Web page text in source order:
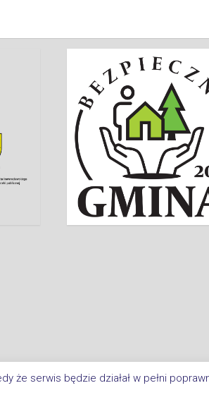
Im. Jana Kasprowicza W Inowrocławiu. All
że serwis będzie działał w pełni